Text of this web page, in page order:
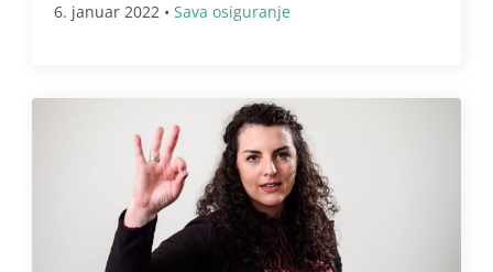
6. januar 2022 • Sava osiguranje